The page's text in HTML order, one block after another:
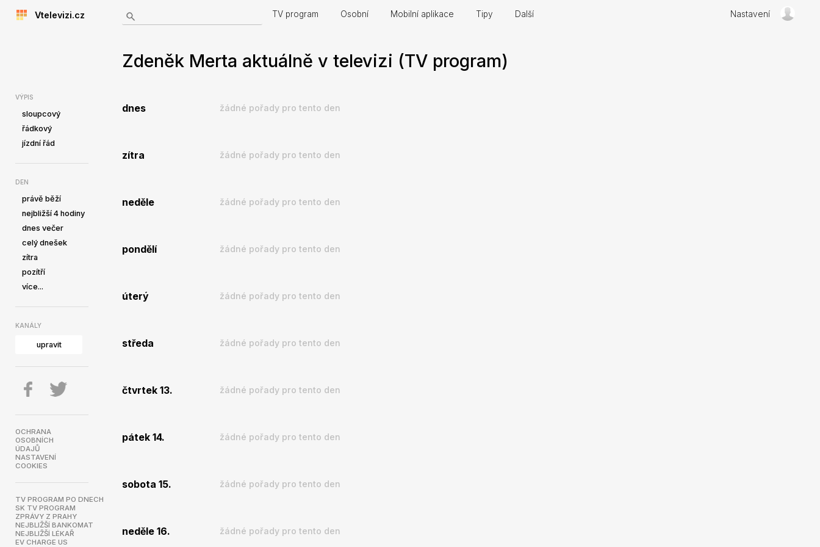
Vtelevizi.cz TV program Osobní Mobilní aplikace Tipy Další Nastavení
VÝPIS
sloupcový
řádkový
jízdní řád
DEN
právě běží
nejbližší 4 hodiny
dnes večer
celý dnešek
zítra
pozítří
více...
KANÁLY
upravit
OCHRANA
OSOBNÍCH
ÚDAJŮ
NASTAVENÍ
COOKIES
TV PROGRAM PO DNECH
SK TV PROGRAM
ZPRÁVY Z PRAHY
NEJBLIŽŠÍ BANKOMAT
NEJBLIŽŠÍ LÉKAŘ
EV CHARGE US
Zdeněk Merta aktuálně v televizi (TV program)
dnes žádné pořady pro tento den
zítra žádné pořady pro tento den
neděle žádné pořady pro tento den
pondělí žádné pořady pro tento den
úterý žádné pořady pro tento den
středa žádné pořady pro tento den
čtvrtek 13. žádné pořady pro tento den
pátek 14. žádné pořady pro tento den
sobota 15. žádné pořady pro tento den
neděle 16. žádné pořady pro tento den